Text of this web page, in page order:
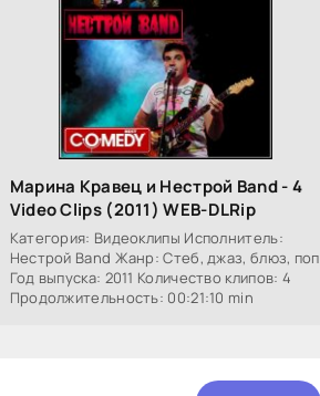
Марина Кравец и Нестрой Band - 4
Video Clips (2011) WEB-DLRip
Категория: Видеоклипы Исполнитель:
Нестрой Band Жанр: Стеб, джаз, блюз, поп
Год выпуска: 2011 Количество клипов: 4
Продолжительность: 00:21:10 min